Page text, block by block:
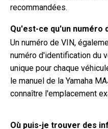
recommandées.
Qu'est-ce qu'un numéro
Un numéro de VIN,
numéro d'identification du
unique pour chaque
le manuel de la Yamaha
connaître l'emplacement
Où puis-je trouver des